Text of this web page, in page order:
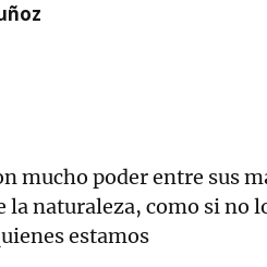
mucho poder entre sus
naturaleza, como si no
estamos